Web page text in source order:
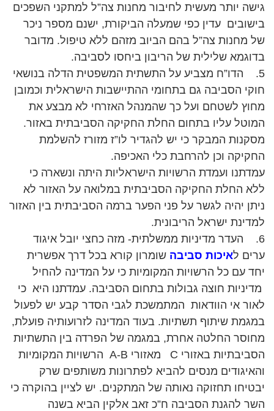
גישה יותר מעשית לחיבור מחנות צה”ל למתקני השפכים
בישובים עדין כפי שמעלה הביקורת, ישנם מספר ניכר
של מחנות צה”ל בהם הביוב מזהם ללא טיפול. מדובר
בדוגמא שלילית של הריבון ביחסו לסביבה.
5. הדו”ח מצביע על התשתית המשפטית הדלה בנושאי
חוקי הסביבה גם בתחומי ההתיישבות הישראלית וכמובן
מחוץ לשטחם ועל כך שהמנהל האזרחי לא מבצע את
המוטל עליו בתחום החלת החקיקה הסביבתית באזור.
מסקנות המבקר כי יש להגדיר לו”ז מזורז להשלמת
החקיקה וכן להרחבת כלי האכיפה.
עמדתנו ועמדת הרשויות הישראליות היתה ונשארה כי
ללא החלת החקיקה הסביבתית במלואה על האזור לא
ניתן יהיה לגשר על פני הפער ברמה הסביבתית בין האזור
למדינת ישראל הריבונית.
6. העדר מדיניות ממשלתית- מזה כחצי יובל איגוד
ערים לאיכות סביבה שומרון קורא בכל דרך אפשרית
יחד עם כל הרשויות המקומיות כי על המדינה להחיל
מדיניות חוצה גבולות בתחום הסביבה. עמדתנו היא כי
לאור אי הוודאות המתמשכת לגבי הסדר קבע יש לפעול
במגמת שיתוף תשתיות. בעוד המדינה לזרועותיה פועלת,
מחוסר החלטה אחרת, במגמה של הפרדה בין התשתיות
הסביבתיות באזורי C מאזורי A-B הרשויות המקומיות
והאיגודים מנסים להביא לפתרונות משותפים שרק
יבטיחו תחזוקה נאותה של המתקנים. יש לציין בהוקרה כי
השר להגנת הסביבה ח”כ זאב אלקין הביא בשנה